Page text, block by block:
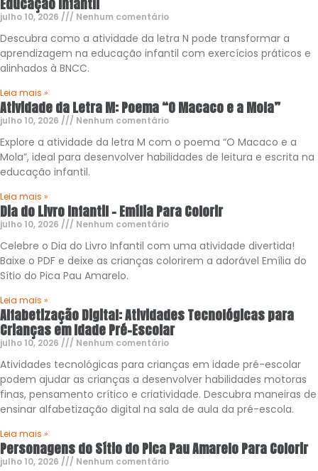
Educação Infantil
julho 10, 2026 Nenhum comentário
Descubra como a atividade da letra N pode transformar a
aprendizagem na educação infantil com exercícios práticos e
alinhados à BNCC.
Leia mais »
Atividade da Letra M: Poema “O Macaco e a Mola”
julho 10, 2026 Nenhum comentário
Explore a atividade da letra M com o poema “O Macaco e a
Mola”, ideal para desenvolver habilidades de leitura e escrita na
educação infantil.
Leia mais »
Dia do Livro Infantil – Emília Para Colorir
julho 10, 2026 Nenhum comentário
Celebre o Dia do Livro Infantil com uma atividade divertida!
Baixe o PDF e deixe as crianças colorirem a adorável Emília do
Sítio do Pica Pau Amarelo.
Leia mais »
Alfabetização Digital: Atividades Tecnológicas para
Crianças em Idade Pré-Escolar
julho 10, 2026 Nenhum comentário
Atividades tecnológicas para crianças em idade pré-escolar
podem ajudar as crianças a desenvolver habilidades motoras
finas, pensamento crítico e criatividade. Descubra maneiras de
ensinar alfabetização digital na sala de aula da pré-escola.
Leia mais »
Personagens do Sítio do Pica Pau Amarelo Para Colorir
julho 10, 2026 Nenhum comentário